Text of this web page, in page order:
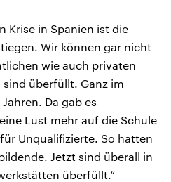
Krise in Spanien ist die
Wir können gar nicht
wie auch privaten
überfüllt. Ganz im
Da gab es
Lust mehr auf die Schule
Unqualifizierte. So hatten
Jetzt sind überall in
überfüllt.“